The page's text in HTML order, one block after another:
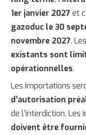
1er janvier 2027 et
gazoduc le 30
novembre 2027. Les
existants sont
opérationnelles.
Les importations
d’autorisation
de l’interdiction.
doivent être